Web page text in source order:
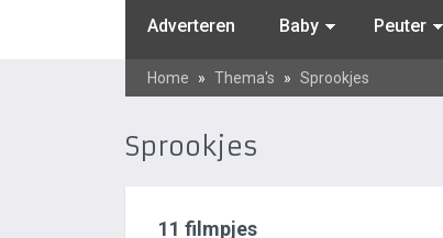
Adverteren Baby Peuter
Home » Thema's » Sprookjes
Sprookjes
11 filmpjes